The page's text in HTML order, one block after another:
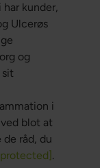
kunder,
Ulcerøs
og
i
blot at
råd, du
.